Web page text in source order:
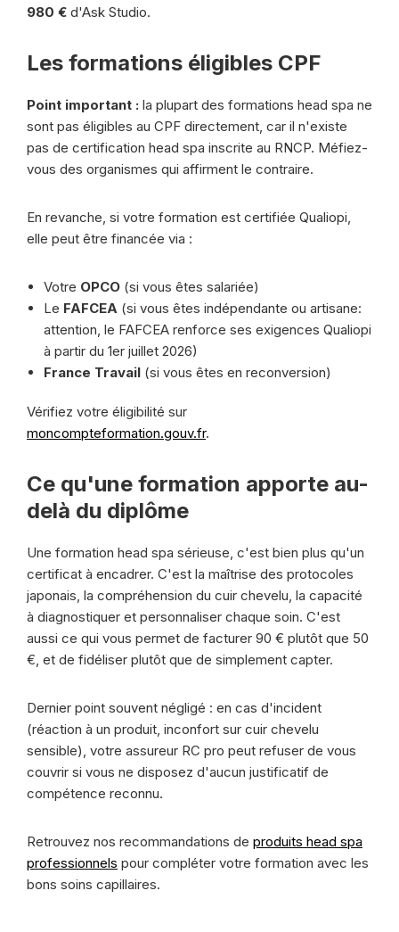
980 € d'Ask Studio.
Les formations éligibles CPF
Point important : la plupart des formations head spa ne
sont pas éligibles au CPF directement, car il n'existe
pas de certification head spa inscrite au RNCP. Méfiez-
vous des organismes qui affirment le contraire.
En revanche, si votre formation est certifiée Qualiopi,
elle peut être financée via :
Votre OPCO (si vous êtes salariée)
Le FAFCEA (si vous êtes indépendante ou artisane:
attention, le FAFCEA renforce ses exigences Qualiopi
à partir du 1er juillet 2026)
France Travail (si vous êtes en reconversion)
Vérifiez votre éligibilité sur
moncompteformation.gouv.fr.
Ce qu'une formation apporte au-
delà du diplôme
Une formation head spa sérieuse, c'est bien plus qu'un
certificat à encadrer. C'est la maîtrise des protocoles
japonais, la compréhension du cuir chevelu, la capacité
à diagnostiquer et personnaliser chaque soin. C'est
aussi ce qui vous permet de facturer 90 € plutôt que 50
€, et de fidéliser plutôt que de simplement capter.
Dernier point souvent négligé : en cas d'incident
(réaction à un produit, inconfort sur cuir chevelu
sensible), votre assureur RC pro peut refuser de vous
couvrir si vous ne disposez d'aucun justificatif de
compétence reconnu.
Retrouvez nos recommandations de produits head spa
professionnels pour compléter votre formation avec les
bons soins capillaires.